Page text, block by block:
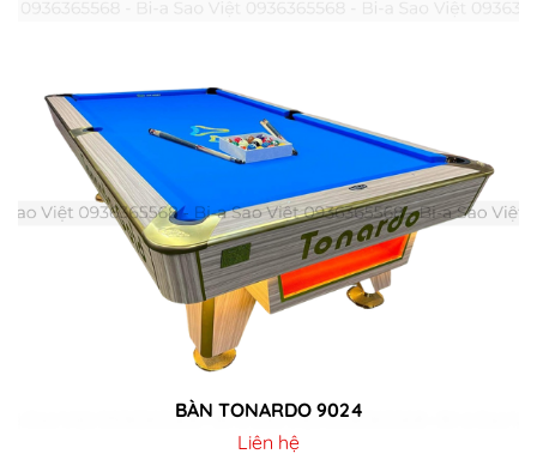
BÀN LEO 9024
Liên hệ